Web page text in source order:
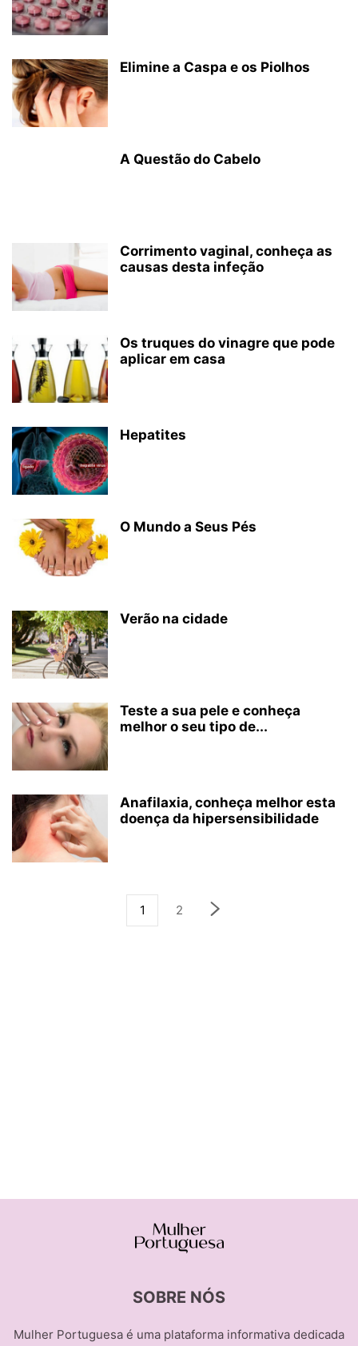
Elimine a Caspa e os Piolhos
A Questão do Cabelo
Corrimento vaginal, conheça as
causas desta infeção
Os truques do vinagre que pode
aplicar em casa
Hepatites
O Mundo a Seus Pés
Verão na cidade
Teste a sua pele e conheça
melhor o seu tipo de...
Anafilaxia, conheça melhor esta
doença da hipersensibilidade
1 2
SOBRE NÓS
Mulher Portuguesa é uma plataforma informativa dedicada